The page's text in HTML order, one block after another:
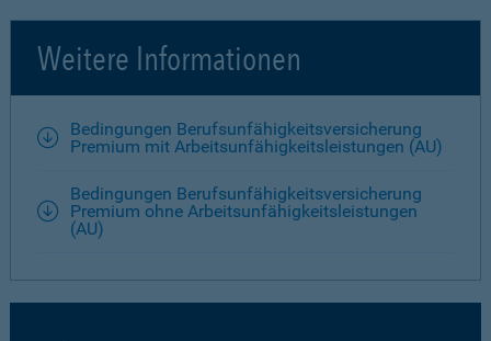
Weitere Informationen
Bedingungen Berufsunfähigkeitsversicherung
Premium mit Arbeitsunfähigkeitsleistungen (AU)
Bedingungen Berufsunfähigkeitsversicherung
Premium ohne Arbeitsunfähigkeitsleistungen
(AU)